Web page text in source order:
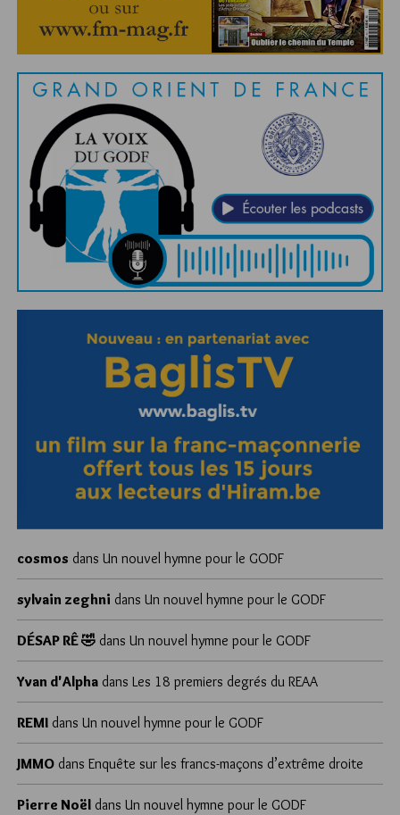
cosmos dans Un nouvel hymne pour le GODF
sylvain zeghni dans Un nouvel hymne pour le GODF
DÉSAP RÊ 🤣 dans Un nouvel hymne pour le GODF
Yvan d'Alpha dans Les 18 premiers degrés du REAA
REMI dans Un nouvel hymne pour le GODF
JMMO dans Enquête sur les francs-maçons d’extrême droite
Pierre Noël dans Un nouvel hymne pour le GODF